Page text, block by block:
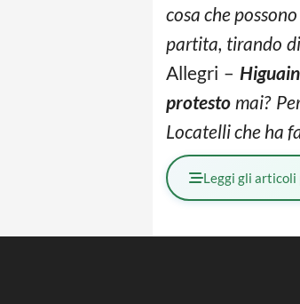
cosa che
partita, tirando
Allegri – Higuain
protesto mai?
Locatelli che ha
Leggi gli articoli